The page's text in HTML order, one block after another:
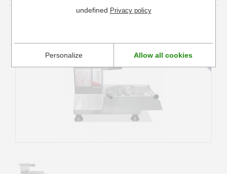
undefined Privacy policy
Personalize Allow all cookies